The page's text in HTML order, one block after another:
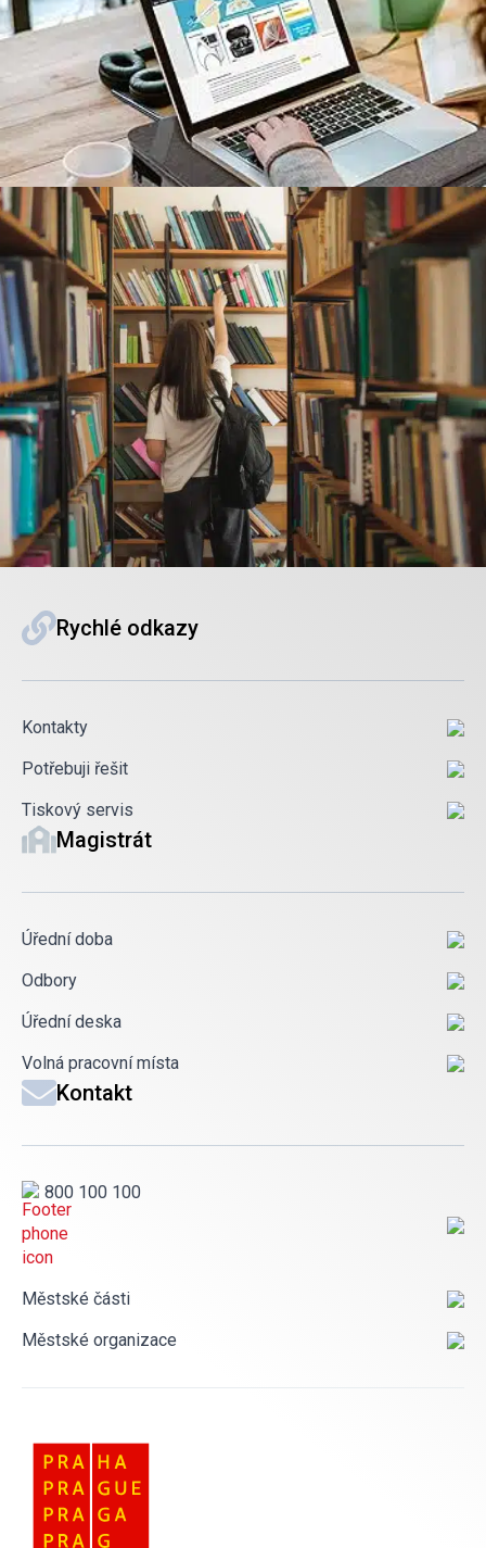
Rychlé odkazy
Kontakty
Potřebuji řešit
Tiskový servis
Magistrát
Úřední doba
Odbory
Úřední deska
Volná pracovní místa
Kontakt
800 100 100
Městské části
Městské organizace